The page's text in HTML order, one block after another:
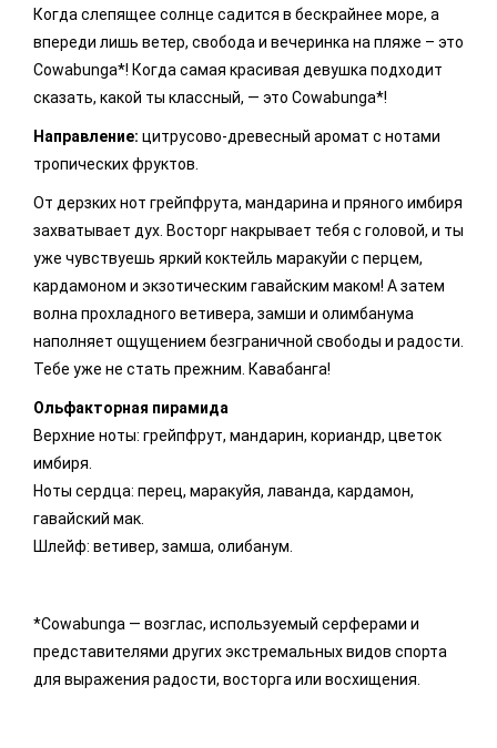
Когда слепящее солнце садится в бескрайнее море, а
впереди лишь ветер, свобода и вечеринка на пляже – это
Cowabunga*! Когда самая красивая девушка подходит
сказать, какой ты классный, — это Cowabunga*!
Направление: цитрусово-древесный аромат с нотами
тропических фруктов.
От дерзких нот грейпфрута, мандарина и пряного имбиря
захватывает дух. Восторг накрывает тебя с головой, и ты
уже чувствуешь яркий коктейль маракуйи с перцем,
кардамоном и экзотическим гавайским маком! А затем
волна прохладного ветивера, замши и олимбанума
наполняет ощущением безграничной свободы и радости.
Тебе уже не стать прежним. Кавабанга!
Ольфакторная пирамида
Верхние ноты: грейпфрут, мандарин, кориандр, цветок
имбиря.
Ноты сердца: перец, маракуйя, лаванда, кардамон,
гавайский мак.
Шлейф: ветивер, замша, олибанум.
*Cowabunga — возглас, используемый серферами и
представителями других экстремальных видов спорта
для выражения радости, восторга или восхищения.